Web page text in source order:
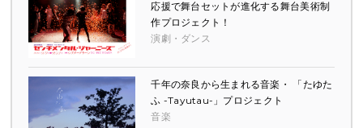
応援で舞台セットが進化する舞台美術制
作プロジェクト！
演劇・ダンス
千年の奈良から生まれる音楽・ 「たゆた
ふ -Tayutau-」プロジェクト
音楽